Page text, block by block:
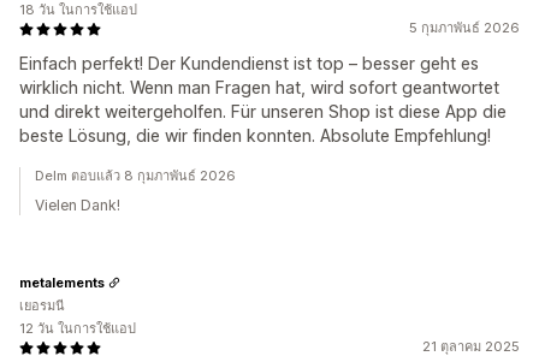
5 กุมภาพันธ์ 2026
Einfach perfekt! Der Kundendienst ist top – besser geht es
wirklich nicht. Wenn man Fragen hat, wird sofort geantwortet
und direkt weitergeholfen. Für unseren Shop ist diese App die
beste Lösung, die wir finden konnten. Absolute Empfehlung!
18 วัน ในการใช้แอป
Delm ตอบแล้ว 8 กุมภาพันธ์ 2026
Vielen Dank!
21 ตุลาคม 2025
metalements
เยอรมนี
12 วัน ในการใช้แอป